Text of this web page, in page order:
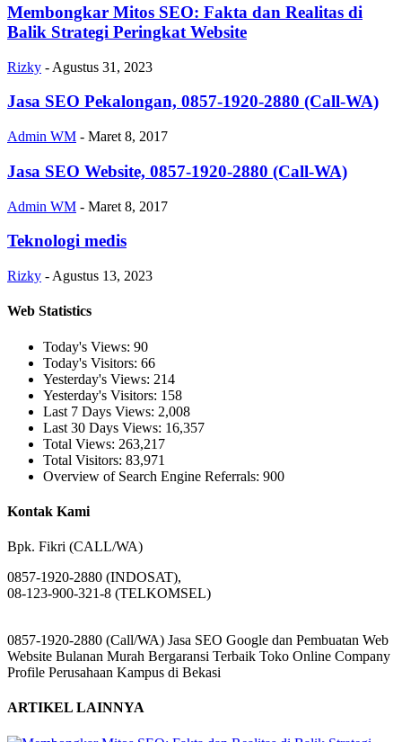
Membongkar Mitos SEO: Fakta dan Realitas di
Balik Strategi Peringkat Website
Rizky - Agustus 31, 2023
Jasa SEO Pekalongan, 0857-1920-2880 (Call-WA)
Admin WM - Maret 8, 2017
Jasa SEO Website, 0857-1920-2880 (Call-WA)
Admin WM - Maret 8, 2017
Teknologi medis
Rizky - Agustus 13, 2023
Web Statistics
Today's Views: 90
Today's Visitors: 66
Yesterday's Views: 214
Yesterday's Visitors: 158
Last 7 Days Views: 2,008
Last 30 Days Views: 16,357
Total Views: 263,217
Total Visitors: 83,971
Overview of Search Engine Referrals: 900
Kontak Kami
Bpk. Fikri (CALL/WA)
0857-1920-2880 (INDOSAT),
08-123-900-321-8 (TELKOMSEL)
0857-1920-2880 (Call/WA) Jasa SEO Google dan Pembuatan Web
Website Bulanan Murah Bergaransi Terbaik Toko Online Company
Profile Perusahaan Kampus di Bekasi
ARTIKEL LAINNYA